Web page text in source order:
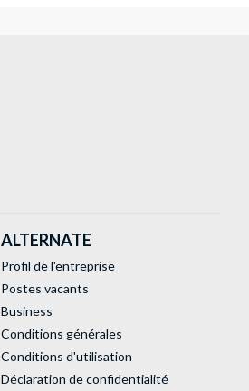
ALTERNATE
Profil de l'entreprise
Postes vacants
Business
Conditions générales
Conditions d'utilisation
Déclaration de confidentialité